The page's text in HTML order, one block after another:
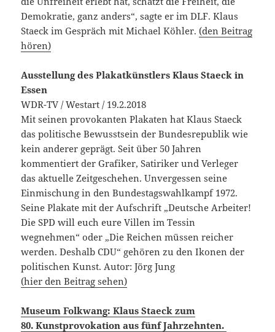
Demokratie, ganz anders“, sagte er im DLF. Klaus
Staeck im Gespräch mit Michael Köhler.(den Beitrag
hören)
Ausstellung des Plakatkünstlers Klaus Staeck in
Essen
WDR-TV / Westart / 19.2.2018
Mit seinen provokanten Plakaten hat Klaus Staeck
das politische Bewusstsein der Bundesrepublik wie
kein anderer geprägt. Seit über 50 Jahren
kommentiert der Grafiker, Satiriker und Verleger
das aktuelle Zeitgeschehen. Unvergessen seine
Einmischung in den Bundestagswahlkampf 1972.
Seine Plakate mit der Aufschrift „Deutsche Arbeiter!
Die SPD will euch eure Villen im Tessin
wegnehmen“ oder „Die Reichen müssen reicher
werden. Deshalb CDU“ gehören zu den Ikonen der
politischen Kunst. Autor: Jörg Jung
(hier den Beitrag sehen)
Museum Folkwang: Klaus Staeck zum
80.Kunstprovokation aus fünf Jahrzehnten.